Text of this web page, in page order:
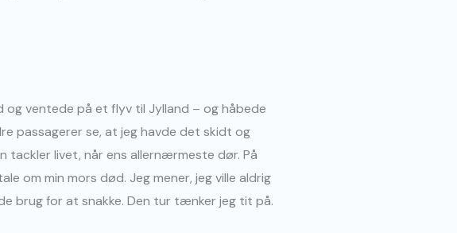
og ventede på et flyv til Jylland – og håbede
passagerer se, at jeg havde det skidt og
tackler livet, når ens allernærmeste dør. På
om min mors død. Jeg mener, jeg ville aldrig
brug for at snakke. Den tur tænker jeg tit på.